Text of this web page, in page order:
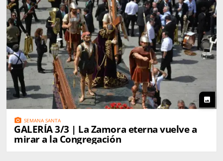
photo
photo_camera SEMANA SANTA
GALERÍA 3/3 | La Zamora eterna vuelve a
mirar a la Congregación